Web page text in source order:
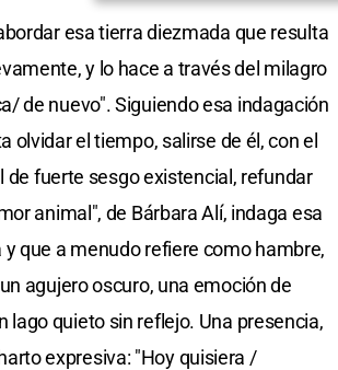
esa tierra diezmada que resulta
y lo hace a través del milagro
de nuevo". Siguiendo esa indagación
olvidar el tiempo, salirse de él, con el
de fuerte sesgo existencial, refundar
animal", de Bárbara Alí, indaga esa
que a menudo refiere como hambre,
agujero oscuro, una emoción de
quieto sin reflejo. Una presencia,
expresiva: "Hoy quisiera /